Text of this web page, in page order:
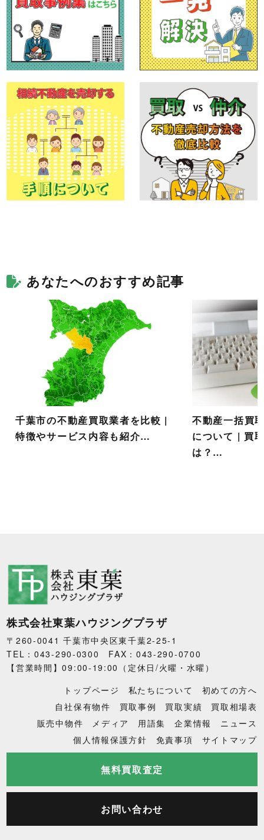
あなたへのおすすめ記事
千葉市の不動産買取業者を比較 |
特徴やサービス内容も紹介…
不動産一括買
について | 買
は？…
株式会社東葉ハウジングプラザ
〒260-0041 千葉市中央区東千葉2-25-1
TEL：043-290-0300 FAX：043-290-0700
【営業時間】09:00-19:00（定休日/火曜・水曜）
トップページ
私たちについて
初めての方へ
自社保有物件
買取事例 買取実績
買取相場表
販売中物件
メディア 用語集 企業情報
ニュース
個人情報保護方針
免責事項 サイトマップ
無料買取査定
お問い合わせ